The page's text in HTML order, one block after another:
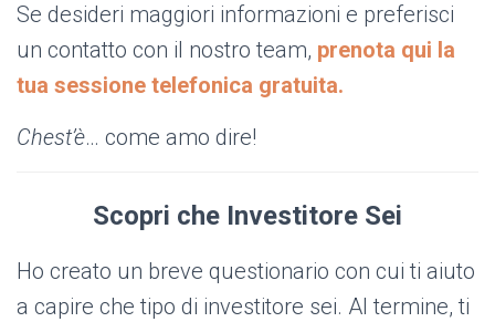
Se desideri maggiori informazioni e preferisci
un contatto con il nostro team, prenota qui la
tua sessione telefonica gratuita.
Chest’è… come amo dire!
Scopri che Investitore Sei
Ho creato un breve questionario con cui ti aiuto
a capire che tipo di investitore sei. Al termine, ti